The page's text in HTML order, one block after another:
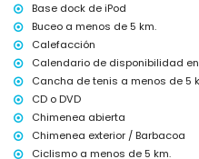
Puerto más cercano: Duanes
de la villa)
Parque más cercano: Montgó,
villa)
Aeropuerto más cercano:
Segundo aeropuerto más
El alojamiento es muy
Instalaciones y servicios
Base dock de iPod
Buceo a menos de 5 km.
Calefacción
Calendario de disponibilidad
Cancha de tenis a menos de 5
CD o DVD
Chimenea abierta
Chimenea exterior / Barbacoa
Ciclismo a menos de 5 km.